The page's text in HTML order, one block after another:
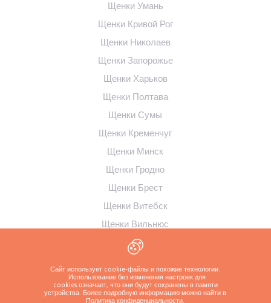
Щенки Умань
Щенки Кривой Рог
Щенки Николаев
Щенки Запорожье
Щенки Харьков
Щенки Полтава
Щенки Сумы
Щенки Кременчуг
Щенки Минск
Щенки Гродно
Щенки Брест
Щенки Витебск
Щенки Вильнюс
Щенки Рига
Щенки Каунас
Сайт использует cookie-файлы и похожие технологии.
Использование без изменения настроек для
cookies означает, что они будут сохранены в памяти
устройства. Более подробную информацию можно найти в
Политика конфиденциальности